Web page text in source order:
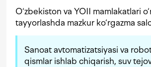
O‘zbekiston va YOII mamlakatlari
tayyorlashda mazkur ko‘rgazma
Sanoat avtomatizatsiyasi va
qismlar ishlab chiqarish, suv